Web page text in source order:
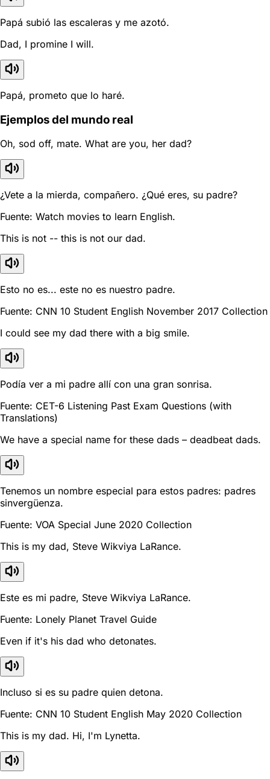
Papá subió las escaleras y me azotó.
Dad, I promine I will.
Papá, prometo que lo haré.
Ejemplos del mundo real
Oh, sod off, mate. What are you, her dad?
¿Vete a la mierda, compañero. ¿Qué eres, su padre?
Fuente: Watch movies to learn English.
This is not -- this is not our dad.
Esto no es... este no es nuestro padre.
Fuente: CNN 10 Student English November 2017 Collection
I could see my dad there with a big smile.
Podía ver a mi padre allí con una gran sonrisa.
Fuente: CET-6 Listening Past Exam Questions (with
Translations)
We have a special name for these dads – deadbeat dads.
Tenemos un nombre especial para estos padres: padres
sinvergüenza.
Fuente: VOA Special June 2020 Collection
This is my dad, Steve Wikviya LaRance.
Este es mi padre, Steve Wikviya LaRance.
Fuente: Lonely Planet Travel Guide
Even if it's his dad who detonates.
Incluso si es su padre quien detona.
Fuente: CNN 10 Student English May 2020 Collection
This is my dad. Hi, I'm Lynetta.